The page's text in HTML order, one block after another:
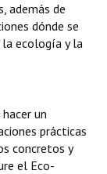
además de
dónde se
ecología y la
un
prácticas
concretos y
el Eco-